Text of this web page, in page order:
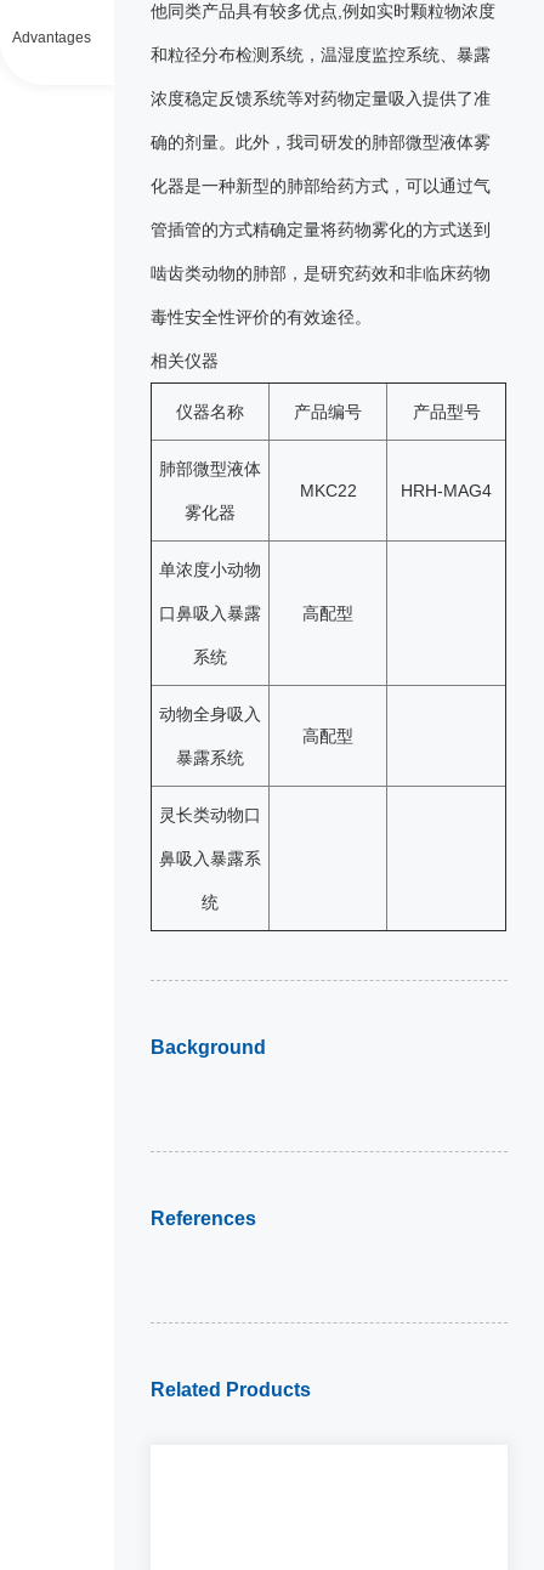
Advantages
他同类产品具有较多优点,例如实时颗粒物浓度
和粒径分布检测系统，温湿度监控系统、暴露
浓度稳定反馈系统等对药物定量吸入提供了准
确的剂量。此外，我司研发的肺部微型液体雾
化器是一种新型的肺部给药方式，可以通过气
管插管的方式精确定量将药物雾化的方式送到
啮齿类动物的肺部，是研究药效和非临床药物
毒性安全性评价的有效途径。
相关仪器
仪器名称 产品编号 产品型号
肺部微型液体
雾化器
MKC22 HRH-MAG4
单浓度小动物
口鼻吸入暴露
系统
高配型
动物全身吸入
暴露系统
高配型
灵长类动物口
鼻吸入暴露系
统
Background
References
Related Products